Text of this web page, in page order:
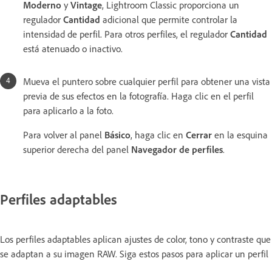
Moderno y Vintage, Lightroom Classic proporciona un
regulador Cantidad adicional que permite controlar la
intensidad de perfil. Para otros perfiles, el regulador Cantidad
está atenuado o inactivo.
Mueva el puntero sobre cualquier perfil para obtener una vista
previa de sus efectos en la fotografía. Haga clic en el perfil
para aplicarlo a la foto.
Para volver al panel Básico, haga clic en Cerrar en la esquina
superior derecha del panel Navegador de perfiles.
Perfiles adaptables
Los perfiles adaptables aplican ajustes de color, tono y contraste que
se adaptan a su imagen RAW. Siga estos pasos para aplicar un perfil